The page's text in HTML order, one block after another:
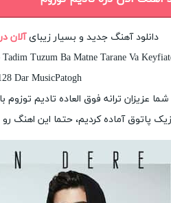
دانلود آهنگ جدید و بسیار زیبایآلان
Tuzum Ba Matne Tarane Va
Dar MusicPatogh
شما عزیزان ترانه فوق العاده تادیم
پاتوق آماده کردیم، حتما این اهنگ